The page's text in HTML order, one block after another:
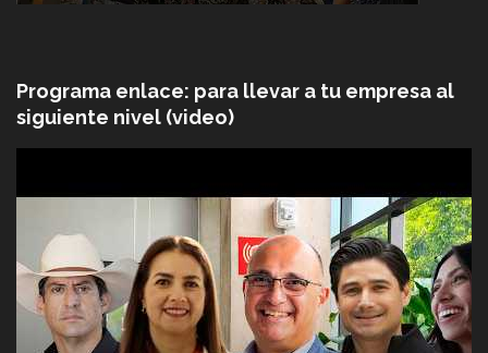
Programa enlace: para llevar a tu empresa al
siguiente nivel (video)